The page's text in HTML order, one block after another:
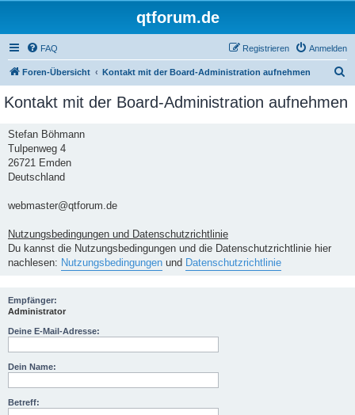
qtforum.de
FAQ Anmelden
Registrieren
Foren-Übersicht Kontakt mit der Board-Administration aufnehmen
c
Kontakt mit der Board-Administration aufnehmen
Stefan Böhmann
Tulpenweg 4
26721 Emden
Deutschland
webmaster@qtforum.de
Nutzungsbedingungen und Datenschutzrichtlinie
Du kannst die Nutzungsbedingungen und die Datenschutzrichtlinie hier
nachlesen: Nutzungsbedingungen und Datenschutzrichtlinie
Empfänger:
Administrator
Deine E-Mail-Adresse:
Dein Name:
Betreff: